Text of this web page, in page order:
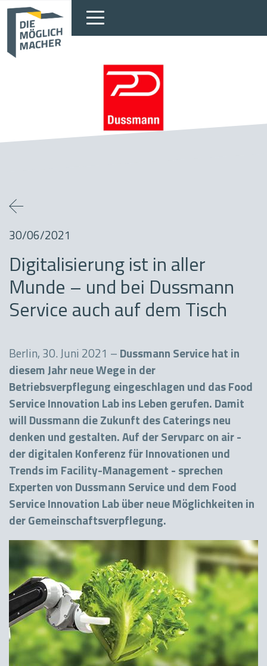
30/06/2021
Digitalisierung ist in aller
Munde – und bei Dussmann
Service auch auf dem Tisch
Berlin, 30. Juni 2021 – Dussmann Service hat in
diesem Jahr neue Wege in der
Betriebsverpflegung eingeschlagen und das Food
Service Innovation Lab ins Leben gerufen. Damit
will Dussmann die Zukunft des Caterings neu
denken und gestalten. Auf der Servparc on air -
der digitalen Konferenz für Innovationen und
Trends im Facility-Management - sprechen
Experten von Dussmann Service und dem Food
Service Innovation Lab über neue Möglichkeiten in
der Gemeinschaftsverpflegung.